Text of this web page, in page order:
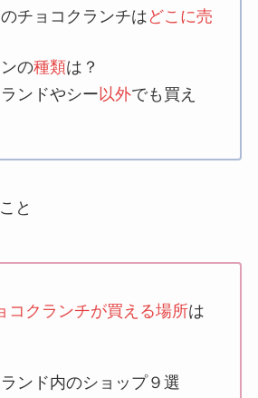
チョコクランチは どこに売
の種類は？
ンドやシー以外でも買え
と
コクランチが買える場所は
ンド内のショップ９選